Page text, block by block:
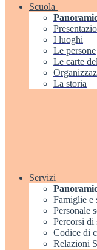
Scuola
I luoghi
Le persone
Le carte
La storia
Servizi
Famiglie e
Personale
Percorsi di
Codice di
Relazioni